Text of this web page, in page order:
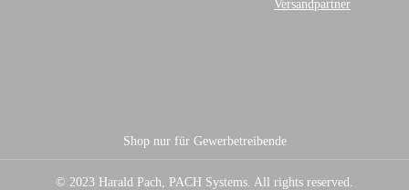
Versandpartner
Shop nur für Gewerbetreibende
© 2023 Harald Pach, PACH Systems. All rights reserved.